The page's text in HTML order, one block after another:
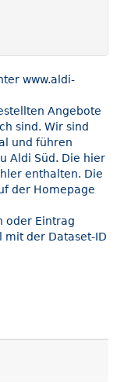
www.aldi-
Angebote
sind. Wir sind
und führen
Aldi Süd. Die hier
enthalten. Die
der Homepage
oder Eintrag
mit der Dataset-ID